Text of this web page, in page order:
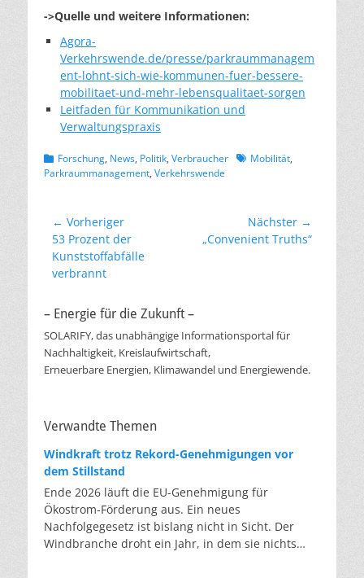
->Quelle und weitere Informationen:
Agora-
Verkehrswende.de/presse/parkraummanagem
ent-lohnt-sich-wie-kommunen-fuer-bessere-
mobilitaet-und-mehr-lebensqualitaet-sorgen
Leitfaden für Kommunikation und
Verwaltungspraxis
Kategorien
Forschung, News, Politik, Verbraucher Schlagworte
Mobilität,
Parkraummanagement, Verkehrswende
Beitragsnavigation
← Vorheriger
Vorheriger
Beitrag:
53 Prozent der
Kunststoffabfälle
verbrannt
Nächster →
Nächster
„Convenient Truths“
– Energie für die Zukunft –
SOLARIFY, das unabhängige Informationsportal für
Nachhaltigkeit, Kreislaufwirtschaft,
Erneuerbare Energien, Klimawandel und Energiewende.
Verwandte Themen
Windkraft trotz Rekord-Genehmigungen vor
dem Stillstand
Ende 2026 läuft die EU-Genehmigung für
Ökostrom-Förderung aus. Ein neues
Nachfolgegesetz ist bislang nicht in Sicht. Der
Windbranche droht ein Jahr, in dem sie nichts